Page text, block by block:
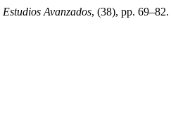
Estudios Avanzados, (38), pp. 69–82.